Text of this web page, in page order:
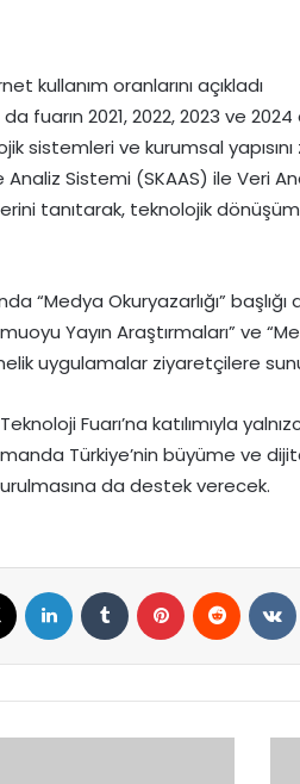
kullanım oranlarını açıkladı
da fuarın 2021, 2022, 2023 ve
sistemleri ve kurumsal yapısını
Analiz Sistemi (SKAAS) ile Veri
tanıtarak, teknolojik
“Medya Okuryazarlığı”
Yayın Araştırmaları” ve
uygulamalar ziyaretçilere
Fuarı’na katılımıyla
Türkiye’nin büyüme ve
da destek verecek.
LinkedIn Tumblr Pinterest Reddit